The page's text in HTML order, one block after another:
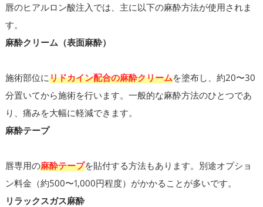
唇のヒアルロン酸注入では、主に以下の麻酔方法が使用されま
す。
麻酔クリーム（表面麻酔）
施術部位にリドカイン配合の麻酔クリームを塗布し、約20〜30
分置いてから施術を行います。一般的な麻酔方法のひとつであ
り、痛みを大幅に軽減できます。
麻酔テープ
唇専用の麻酔テープを貼付する方法もあります。別途オプショ
ン料金（約500〜1,000円程度）がかかることが多いです。
リラックスガス麻酔